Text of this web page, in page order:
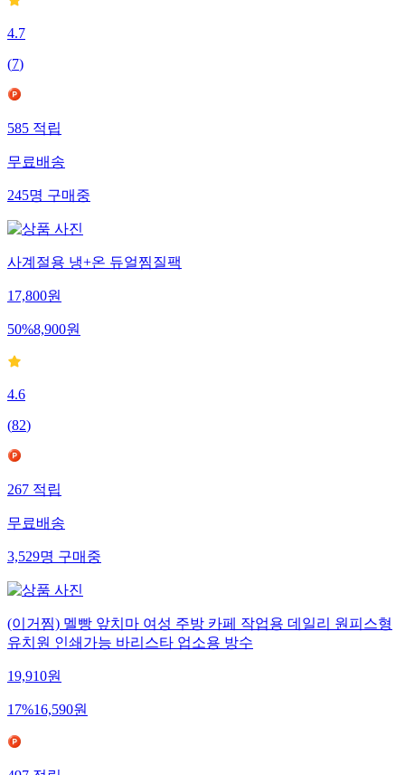
4.7
(7)
585적립
무료배송
245명구매중
사계절용 냉+온 듀얼찜질팩
17,800원
50%8,900원
4.6
(82)
267적립
무료배송
3,529명구매중
(이거찜) 멜빵 앞치마 여성 주방 카페 작업용 데일리 원피스형
유치원 인쇄가능 바리스타 업소용 방수
19,910원
17%16,590원